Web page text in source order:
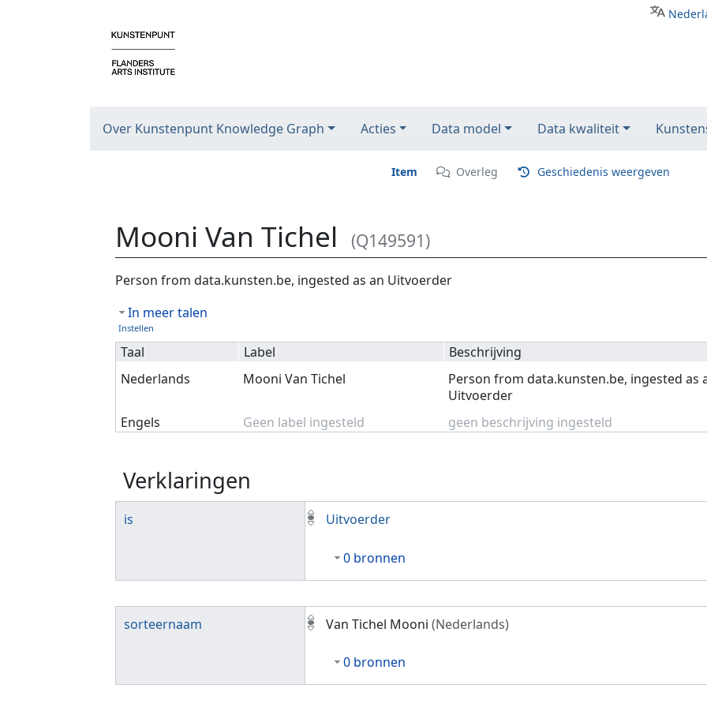
Over Kunstenpunt Knowledge Graph Acties Data model Data kwaliteit
Item Overleg Geschiedenis weergeven
Mooni Van Tichel (Q149591)
Ga naar:navigatie,zoeken
Person from data.kunsten.be, ingested as an Uitvoerder
In meer talen
Instellen
Taal Label
Beschrijving
Nederlands
Mooni Van Tichel
Person from data.kunsten.be, ingested as
Uitvoerder
Engels
Geen label ingesteld geen beschrijving ingesteld
Verklaringen
is Uitvoerder
0 bronnen
sorteernaam Van Tichel Mooni (Nederlands)
0 bronnen